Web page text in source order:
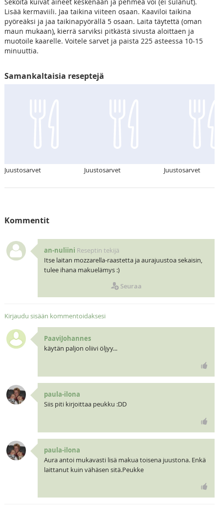
Lisää kermaviili. Jaa taikina viiteen osaan. Kaaviloi taikina
pyöreäksi ja jaa taikinapyörällä 5 osaan. Laita täytettä (oman
maun mukaan), kierrä sarviksi pitkästä sivusta aloittaen ja
muotoile kaarelle. Voitele sarvet ja paista 225 asteessa 10-15
minuuttia.
Samankaltaisia reseptejä
Juustosarvet Juustosarvet Juustosarvet
Kommentit
an-nuliini Reseptin tekijä
Itse laitan mozzarella-raastetta ja aurajuustoa sekaisin,
tulee ihana makuelämys :)
Seuraa
Kirjaudu sisään kommentoidaksesi
PaaviJohannes
käytän paljon oliivi öljyy...
paula-ilona
Siis piti kirjoittaa peukku :DD
paula-ilona
Aura antoi mukavasti lisä makua toisena juustona. Enkä
laittanut kuin vähäsen sitä.Peukke